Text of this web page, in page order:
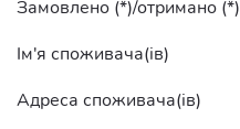
Замовлено (*)/отримано (*)
Ім'я споживача(ів)
Адреса споживача(ів)